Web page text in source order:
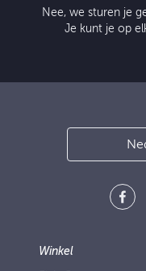
Nee, we sturen je
Je kunt je op
Winkel